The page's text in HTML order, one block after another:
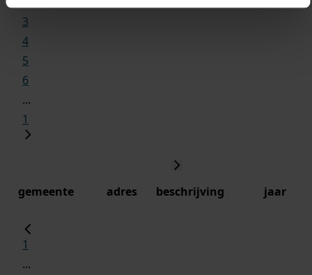
3
4
5
6
...
1
gemeente adres beschrijving jaar
1
...